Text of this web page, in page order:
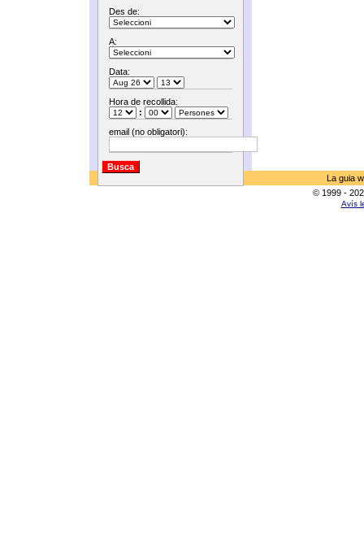
Des de:
A:
Data:
Hora de recollida:
:
email (no obligatori):
La guia
© 1999 -
Avís